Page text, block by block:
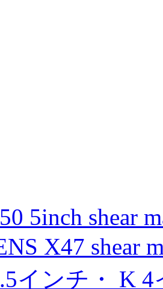
5inch shear
X47 shear
インチ・ K